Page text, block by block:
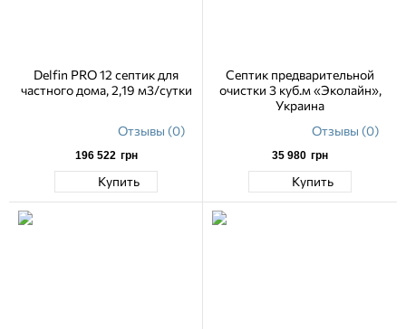
Delfin PRO 12 септик для
частного дома, 2,19 м3/сутки
Отзывы (0)
196 522 грн
Купить
Септик предварительной
очистки 3 куб.м «Эколайн»,
Украина
Отзывы (0)
35 980 грн
Купить